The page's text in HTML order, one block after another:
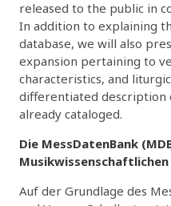
released to the public in
In addition to explaining
database, we will also
expansion pertaining to
characteristics, and
differentiated description
already cataloged.
Die MessDatenBank
Auf der Grundlage des